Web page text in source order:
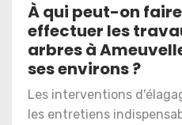
À qui peut-on
effectuer les
arbres à
ses environs ?
Les interventions
les entretiens